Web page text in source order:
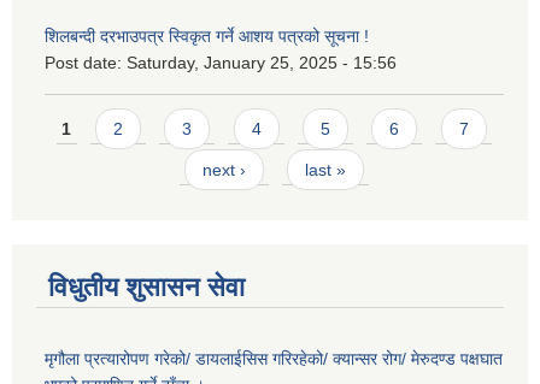
शिलबन्दी दरभाउपत्र स्विकृत गर्ने आशय पत्रको सूचना !
Post date: Saturday, January 25, 2025 - 15:56
Pages
1 2 3 4 5 6 7
next › last »
विधुतीय शुसासन सेवा
मृगौला प्रत्यारोपण गरेको/ डायलाईसिस गरिरहेको/ क्यान्सर रोग/ मेरुदण्ड पक्षघात